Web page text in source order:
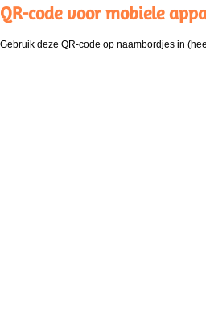
QR-code voor mobiele
Gebruik deze QR-code op naambordjes in